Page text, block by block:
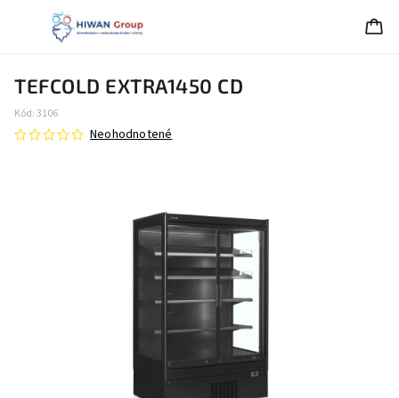
TEFCOLD EXTRA1450 CD
Kód:3106
Neohodnotené